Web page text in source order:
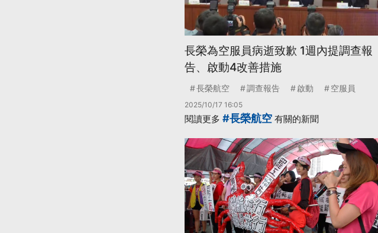
長榮為空服員病逝致歉 1週內提調查報
告、啟動4改善措施
長榮航空 調查報告 啟動 空服員
2025/10/17 16:05
閱讀更多 #長榮航空 有關的新聞